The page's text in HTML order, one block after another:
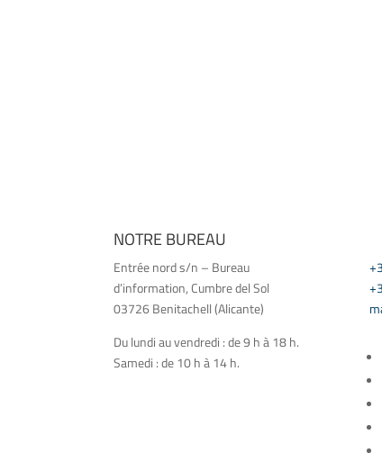
NOTRE BUREAU
Entrée nord s/n – Bureau
d’information, Cumbre del Sol
03726 Benitachell (Alicante)
Du lundi au vendredi : de 9 h à 18 h.
Samedi : de 10 h à 14 h.